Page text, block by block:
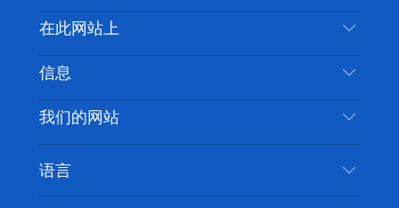
喳
喳
联系我们
免责声明
隐私
Cookie 通知
在此网站上
目的地
推荐活动
新南威尔士州公路旅行
活动
住宿
信息
旅行信息
无障碍悉尼
列出您的业务
我们的网站
语言